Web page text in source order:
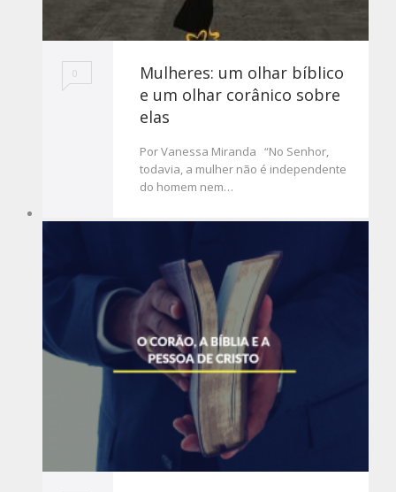
0
Mulheres: um olhar bíblico
e um olhar corânico sobre
elas
Por Vanessa Miranda “No Senhor,
todavia, a mulher não é independente
do homem nem…